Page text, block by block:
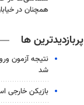
همچنان در
پربازدیدترین ها
شد
بازیکن خارجی